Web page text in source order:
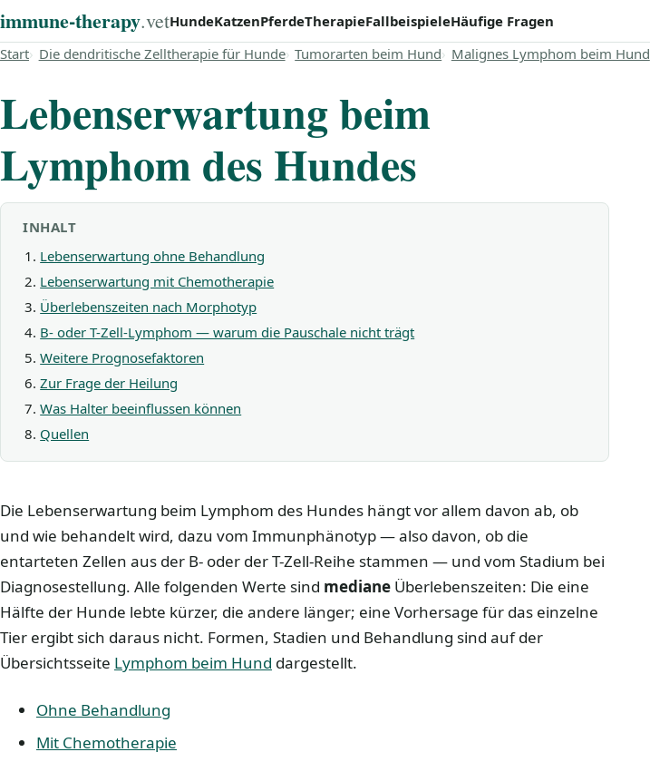
immune‑therapy.vetHundeKatzenPferdeTherapieFallbeispieleHäufige Fragen
Start Die dendritische Zelltherapie für Hunde Tumorarten beim Hund Malignes Lymphom beim Hund
Lebenserwartung beim
Lymphom des Hundes
INHALT
Lebenserwartung ohne Behandlung
Lebenserwartung mit Chemotherapie
Überlebenszeiten nach Morphotyp
B- oder T-Zell-Lymphom — warum die Pauschale nicht trägt
Weitere Prognosefaktoren
Zur Frage der Heilung
Was Halter beeinflussen können
Quellen
Die Lebenserwartung beim Lymphom des Hundes hängt vor allem davon ab, ob
und wie behandelt wird, dazu vom Immunphänotyp — also davon, ob die
entarteten Zellen aus der B- oder der T-Zell-Reihe stammen — und vom Stadium bei
Diagnosestellung. Alle folgenden Werte sind mediane Überlebenszeiten: Die eine
Hälfte der Hunde lebte kürzer, die andere länger; eine Vorhersage für das einzelne
Tier ergibt sich daraus nicht. Formen, Stadien und Behandlung sind auf der
Übersichtsseite Lymphom beim Hund dargestellt.
Ohne Behandlung
Mit Chemotherapie